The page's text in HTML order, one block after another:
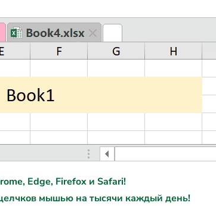
Edge, Firefox и Safari!
мышью на тысячи каждый день!